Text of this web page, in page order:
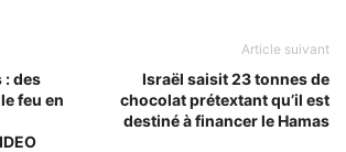
des
feu en
Article suivant
Israël saisit 23 tonnes de
chocolat prétextant qu’il est
destiné à financer le Hamas